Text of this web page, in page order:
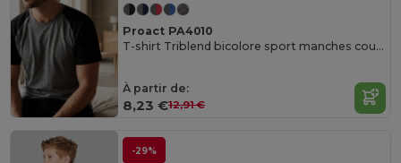
Proact PA4010
T-shirt Triblend bicolore sport manches courtes adulte
À partir de:
8,23 €12,91 €
-29%